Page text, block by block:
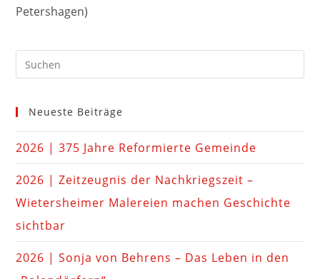
Petershagen)
Neueste Beiträge
2026 | 375 Jahre Reformierte Gemeinde
2026 | Zeitzeugnis der Nachkriegszeit –
Wietersheimer Malereien machen Geschichte
sichtbar
2026 | Sonja von Behrens – Das Leben in den